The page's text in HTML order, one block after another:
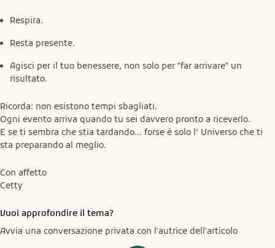
Respira.
Resta presente.
Agisci per il tuo benessere, non solo per "far arrivare" un
risultato.
Ricorda: non esistono tempi sbagliati.
Ogni evento arriva quando tu sei davvero pronto a riceverlo.
E se ti sembra che stia tardando... forse è solo l’ Universo che ti
sta preparando al meglio.
Con affetto
Cetty
Vuoi approfondire il tema?
Avvia una conversazione privata con l'autrice dell'articolo